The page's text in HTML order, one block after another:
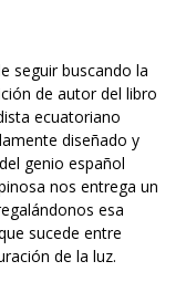
seguir buscando la
de autor del libro
ecuatoriano
diseñado y
genio español
nos entrega un
esa
sucede entre
de la luz.